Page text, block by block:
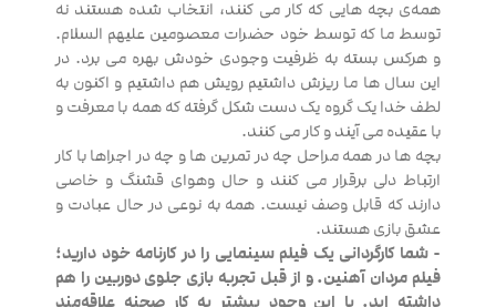
همه‌ی بچه هایی که کار می کنند، انتخاب شده هستند نه
توسط ما که توسط خود حضرات معصومین علیهم السلام.
و هرکس بسته به ظرفیت وجودی خودش بهره می برد. در
این سال ها ما ریزش داشتیم رویش هم داشتیم و اکنون به
لطف خدا یک گروه یک دست شکل گرفته که همه با معرفت و
با عقیده می آیند و کار می کنند.
بچه ها در همه مراحل چه در تمرین ها و چه در اجراها با کار
ارتباط دلی برقرار می کنند و حال وهوای قشنگ و خاصی
دارند که قابل وصف نیست. همه به نوعی در حال عبادت و
عشق بازی هستند.
- شما کارگردانی یک فیلم سینمایی را در کارنامه خود دارید؛
فیلم مردان آهنین. و از قبل تجربه بازی جلوی دوربین را هم
داشته اید. با این وجود بیشتر به کار صحنه علاقه‌مند